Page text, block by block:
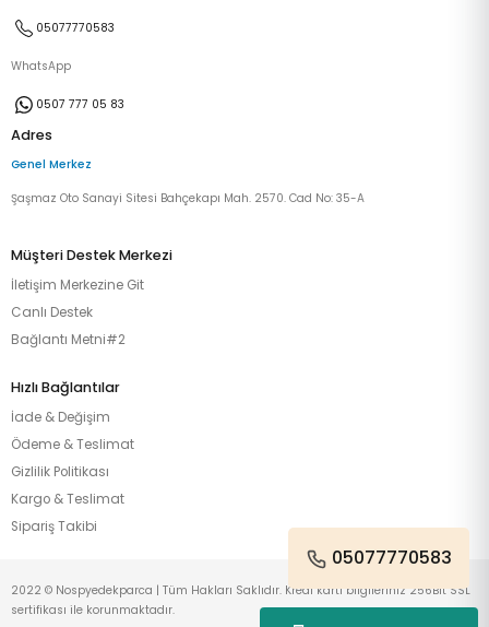
05077770583
WhatsApp
0507 777 05 83
Adres
Genel Merkez
Şaşmaz Oto Sanayi Sitesi Bahçekapı Mah. 2570. Cad No: 35-A
Müşteri Destek Merkezi
İletişim Merkezine Git
Canlı Destek
Bağlantı Metni#2
Hızlı Bağlantılar
İade & Değişim
Ödeme & Teslimat
Gizlilik Politikası
Kargo & Teslimat
Sipariş Takibi
05077770583
2022 © Nospyedekparca | Tüm Hakları Saklıdır. Kredi kartı bilgileriniz 256Bit SSL
sertifikası ile korunmaktadır.